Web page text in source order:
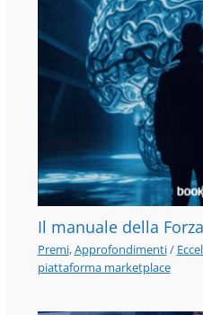
Il manuale della
Premi,Approfondimenti/
piattaforma marketplace